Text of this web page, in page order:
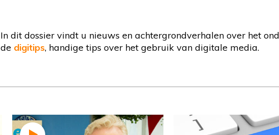
In dit dossier vindt u nieuws en achtergrondverhalen over het
de digitips, handige tips over het gebruik van digitale media.